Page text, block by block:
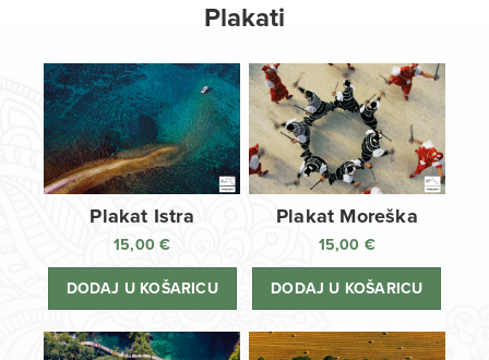
Plakati
Plakat Istra
15,00€
DODAJ U KOŠARICU
Plakat Moreška
15,00 €
DODAJ U KOŠARICU